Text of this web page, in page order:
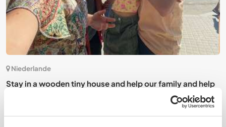
Niederlande
Stay in a wooden tiny house and help our family and help